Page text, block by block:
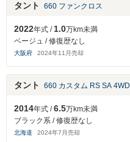
タント 660 ファンクロス
2022年式 / 1.0万km未満
ベージュ / 修復歴なし
大阪府 2024年11 月売却
タント 660 カスタム RS SA 4WD
2014年式 /6.5万km未満
ブラック系 / 修復歴なし
北海道 2024年7 月売却